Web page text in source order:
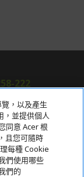
222
，以及產生
，並提供個人
同意 Acer 根
且您可隨時
每種 Cookie
們使用哪些
們的